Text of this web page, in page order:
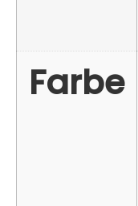
Farbe